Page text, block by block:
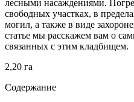
лесными насаждениями.
свободных участках, в
могил, а также в виде
статье мы расскажем вам о
связанных с этим кладбищем.
2,20 га
Содержание